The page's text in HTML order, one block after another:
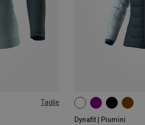
Taglie
Dynafit | Piumini
XS S M